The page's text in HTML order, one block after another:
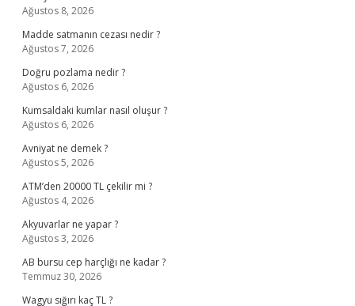
Ağustos 8, 2026
Madde satmanın cezası nedir ?
Ağustos 7, 2026
Doğru pozlama nedir ?
Ağustos 6, 2026
Kumsaldaki kumlar nasıl oluşur ?
Ağustos 6, 2026
Avniyat ne demek ?
Ağustos 5, 2026
ATM’den 20000 TL çekilir mi ?
Ağustos 4, 2026
Akyuvarlar ne yapar ?
Ağustos 3, 2026
AB bursu cep harçlığı ne kadar ?
Temmuz 30, 2026
Wagyu sığırı kaç TL ?